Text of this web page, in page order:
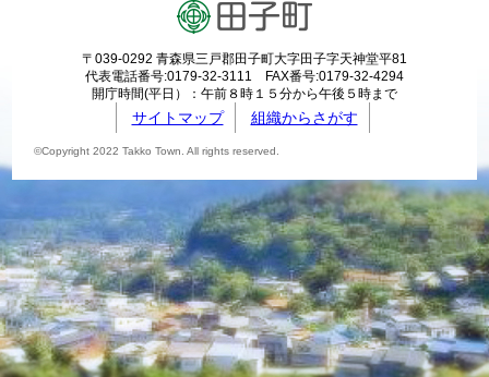
〒039-0292 青森県三戸郡田子町大字田子字天神堂平81
代表電話番号:0179-32-3111 FAX番号:0179-32-4294
開庁時間(平日）：午前８時１５分から午後５時まで
サイトマップ 組織からさがす
©Copyright 2022 Takko Town. All rights reserved.